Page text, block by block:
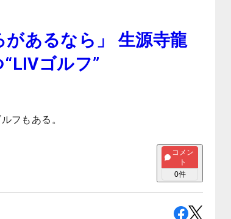
があるなら」 生源寺龍
ゴルフ”
フもある。
コメン
ト
0件